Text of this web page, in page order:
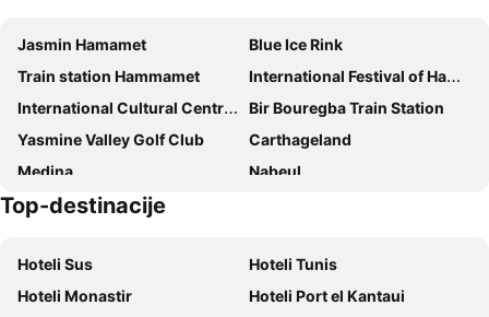
Eden Yasmine Resort & Spa
Radisson Blu Resort & Thalasso, Hammamet
Houda Yasmine Marina & SPA
Samira Club
The Mirage Resort & Spa
Sol Azur Beach
TMK L'Atrium Yasmine by Turismark
Hotel La Residence Hammamet
The Russelior Hotel & Spa
Vincci Lella Baya
Le Royal Hammamet
Vincci Saphir Palace & Spa
Le Sultan
Khayam Garden Beach Resort & Spa
Marina Palace
Jasmin Hamamet
Blue Ice Rink
Train station Hammamet
International Festival of Hammamet
International Cultural Centre of Hammamet
Bir Bouregba Train Station
Yasmine Valley Golf Club
Carthageland
Medina
Nabeul
Medina
Top-destinacije
Hoteli Sus
Hoteli Tunis
Hoteli Monastir
Hoteli Port el Kantaui